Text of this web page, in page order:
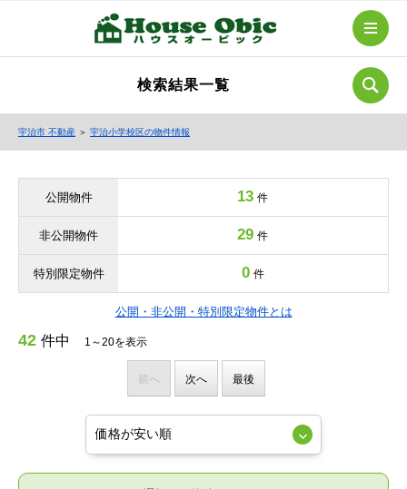
検索結果一覧
宇治市 不動産 ＞ 宇治小学校区の物件情報
公開物件 13 件
非公開物件 29 件
特別限定物件 0 件
公開・非公開・特別限定物件とは
42 件中 1～20を表示
前へ 次へ 最後